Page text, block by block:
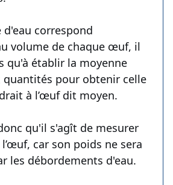
correspond
volume de chaque œuf, il
qu'à établir la moyenne
quantités pour obtenir celle
à l’œuf dit moyen.
qu'il s'agît de mesurer
l’œuf, car son poids ne sera
les débordements d'eau.